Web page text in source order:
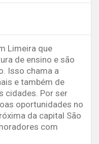
Limeira que
de ensino e são
Isso chama a
e também de
cidades. Por ser
oportunidades no
da capital São
com